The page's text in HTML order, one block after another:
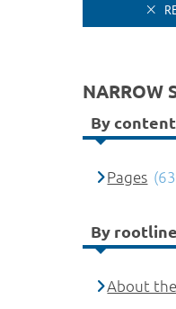
NARROW
By
Pages
By rootline
About